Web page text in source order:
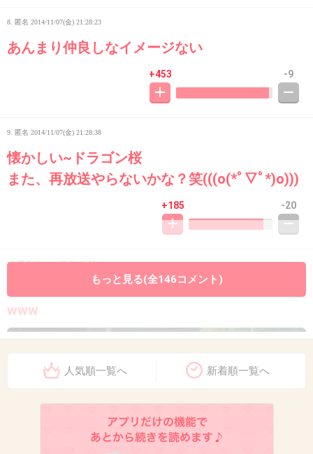
8. 匿名 2014/11/07(金) 21:28:23
あんまり仲良しなイメージない
+453 -9
9. 匿名 2014/11/07(金) 21:28:38
懐かしい~ドラゴン桜
また、再放送やらないかな？笑(((o(*ﾟ▽ﾟ*)o)))
+185 -20
10. 匿名2014/11/07(金) 21:28:41
紗栄子の目が倍くらいの大きさになってないか
www
もっと見る(全146コメント)
人気順一覧へ 新着順一覧へ